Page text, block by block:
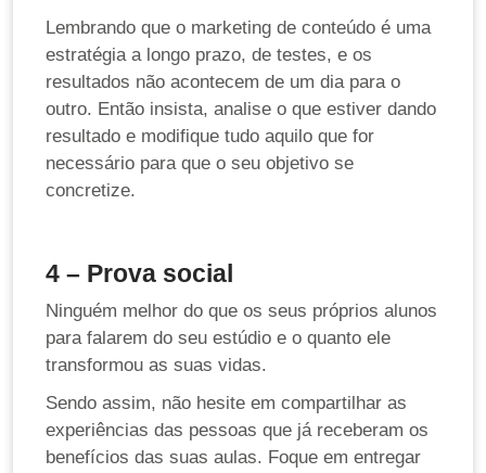
Lembrando que o marketing de conteúdo é uma
estratégia a longo prazo, de testes, e os
resultados não acontecem de um dia para o
outro. Então insista, analise o que estiver dando
resultado e modifique tudo aquilo que for
necessário para que o seu objetivo se
concretize.
4 – Prova social
Ninguém melhor do que os seus próprios alunos
para falarem do seu estúdio e o quanto ele
transformou as suas vidas.
Sendo assim, não hesite em compartilhar as
experiências das pessoas que já receberam os
benefícios das suas aulas. Foque em entregar